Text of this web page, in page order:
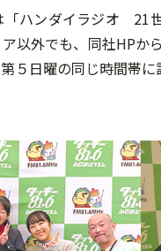
ハンダイラジオ 21
以外でも、同社HP
５日曜の同じ時間帯